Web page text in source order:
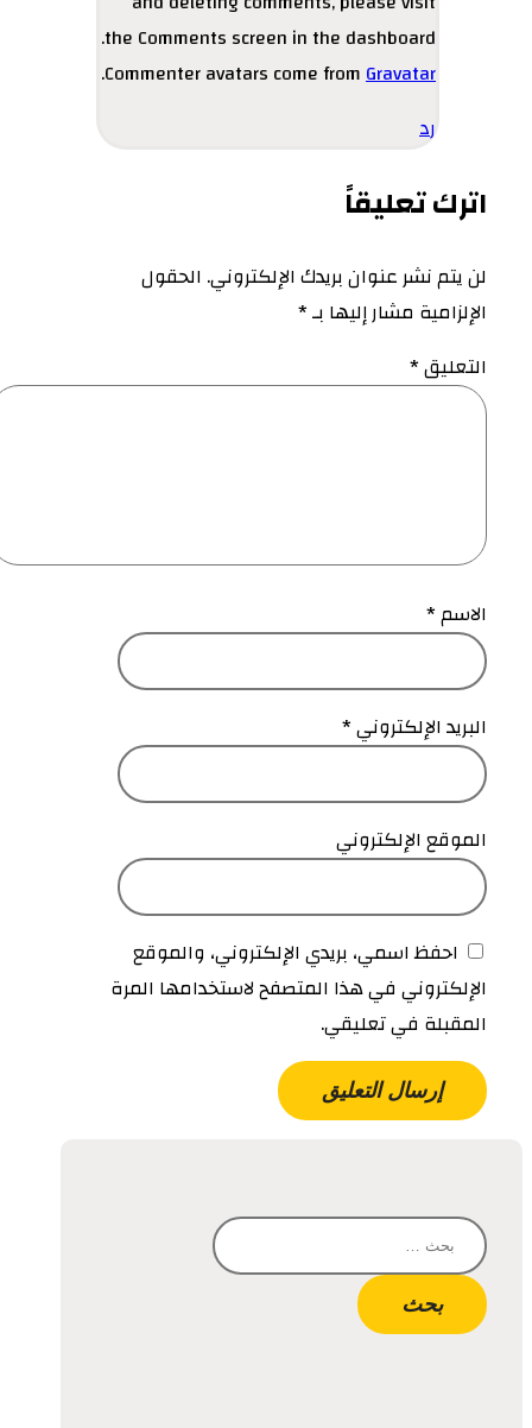
the Comments screen in the dashboard.
Commenter avatars come fromGravatar
.
رد
اترك تعليقاً
لن يتم نشر عنوان بريدك الإلكتروني. الحقول
الإلزامية مشار إليها بـ*
التعليق*
الاسم*
البريد الإلكتروني*
الموقع الإلكتروني
احفظ اسمي، بريدي الإلكتروني، والموقع
الإلكتروني في هذا المتصفح لاستخدامها المرة
المقبلة في تعليقي.
البحث
عن: